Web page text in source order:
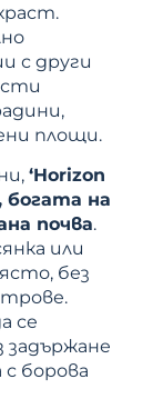
с други
площи.
‘Horizon
богата на
почва.
или
без
се
задържане
с борова